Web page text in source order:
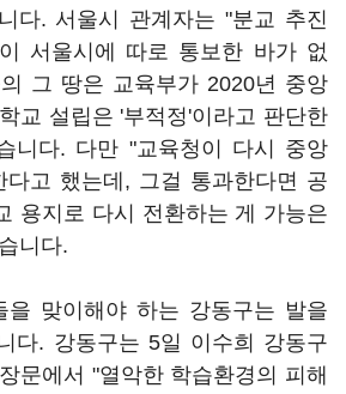
다. 서울시 관계자는 "분교 추진
서울시에 따로 통보한 바가 없
그 땅은 교육부가 2020년 중앙
교 설립은 '부적정'이라고 판단한
니다. 다만 "교육청이 다시 중앙
다고 했는데, 그걸 통과한다면 공
용지로 다시 전환하는 게 가능은
니다.
을 맞이해야 하는 강동구는 발을
다. 강동구는 5일 이수희 강동구
문에서 "열악한 학습환경의 피해